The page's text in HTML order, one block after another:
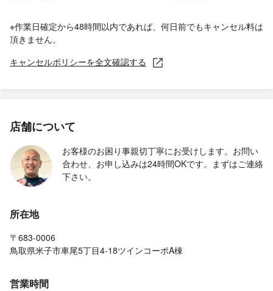
※作業日確定から48時間以内であれば、何日前でもキャンセル料は
頂きません。
キャンセルポリシーを全文確認する
店舗について
お客様のお困り事親切丁寧にお受けします。お問い
合わせ、お申し込みは24時間OKです。まずはご連絡
下さい。
所在地
〒683-0006
鳥取県米子市車尾5丁目4-18ツインコーポA棟
営業時間